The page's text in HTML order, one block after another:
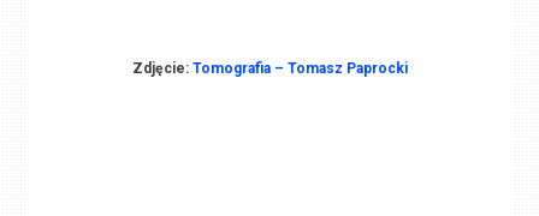
Zdjęcie: Tomografia – Tomasz Paprocki